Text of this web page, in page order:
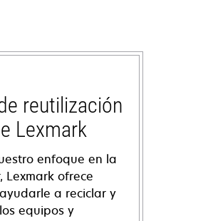
reutilización
Lexmark
enfoque en la
Lexmark ofrece
a reciclar y
equipos y